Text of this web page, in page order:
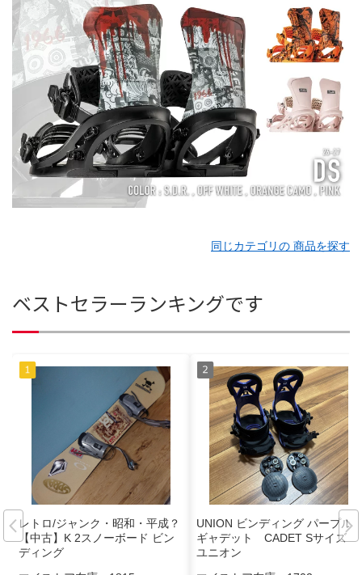
同じカテゴリの 商品を探す
ベストセラーランキングです
レトロ/ジャンク・昭和・平成？
【中古】K 2スノーボード ビン
ディング
UNION ビンディング パープル
ギャデット CADET Sサイズ
ユニオン